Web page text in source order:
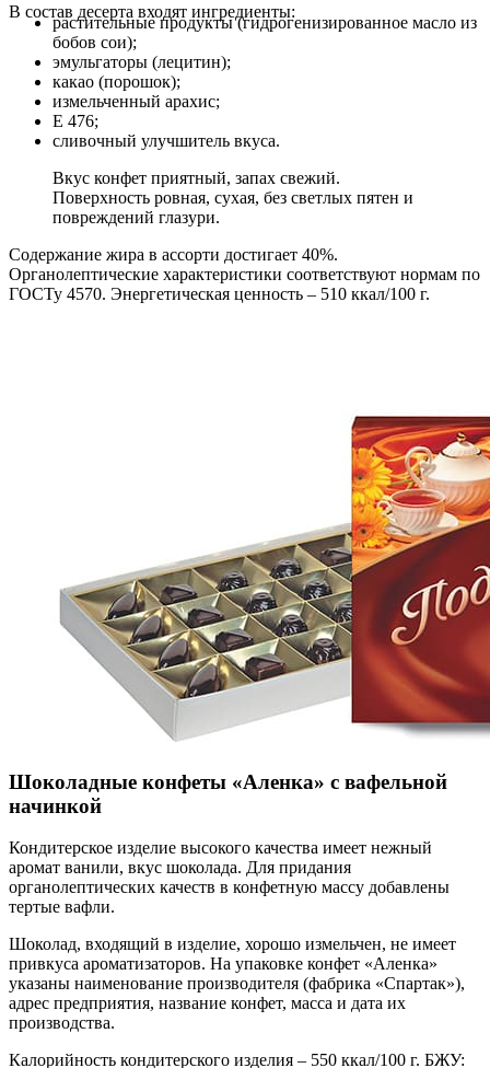
В состав десерта входят ингредиенты:
растительные продукты (гидрогенизированное масло из
бобов сои);
эмульгаторы (лецитин);
какао (порошок);
измельченный арахис;
Е 476;
сливочный улучшитель вкуса.
Вкус конфет приятный, запах свежий.
Поверхность ровная, сухая, без светлых пятен и
повреждений глазури.
Содержание жира в ассорти достигает 40%.
Органолептические характеристики соответствуют нормам по
ГОСТу 4570. Энергетическая ценность – 510 ккал/100 г.
Шоколадные конфеты «Аленка» с вафельной
начинкой
Кондитерское изделие высокого качества имеет нежный
аромат ванили, вкус шоколада. Для придания
органолептических качеств в конфетную массу добавлены
тертые вафли.
Шоколад, входящий в изделие, хорошо измельчен, не имеет
привкуса ароматизаторов. На упаковке конфет «Аленка»
указаны наименование производителя (фабрика «Спартак»),
адрес предприятия, название конфет, масса и дата их
производства.
Калорийность кондитерского изделия – 550 ккал/100 г. БЖУ: